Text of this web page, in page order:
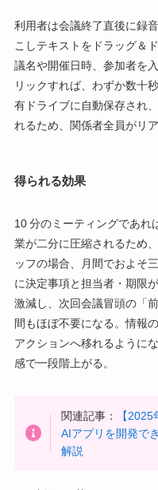
利用者は会議終了直後に録
こしテキストをドラッグ＆
議名や開催日時、参加者を
リックすれば、わずか数十
有ドライブに自動保存され
れるため、関係者全員がリ
得られる効果
10 分のミーティングであれ
業が二分に圧縮されるため
ッフの場合、月間でおよそ
に決定事項と担当者・期限
激減し、次回会議冒頭の「
間もほぼ不要になる。情報
アクションへ移れるように
感で一段階上がる。
関連記事：
【
AIアプリを開発で
解説